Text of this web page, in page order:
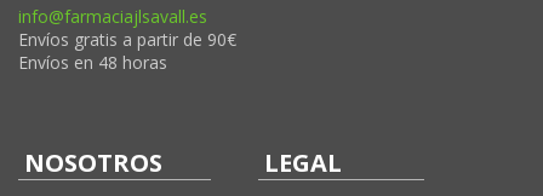
info@farmaciajlsavall.es
Envíos gratis a partir de 90€
Envíos en 48 horas
NOSOTROS LEGAL